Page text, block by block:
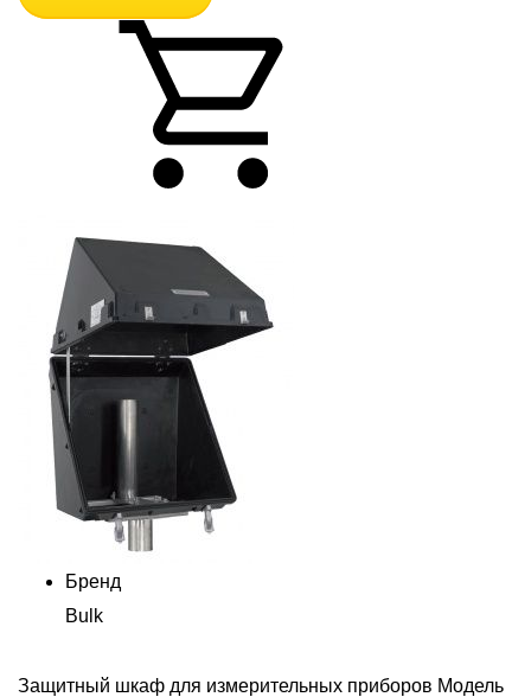
Бренд
Bulk
Защитный шкаф для измерительных приборов Модель